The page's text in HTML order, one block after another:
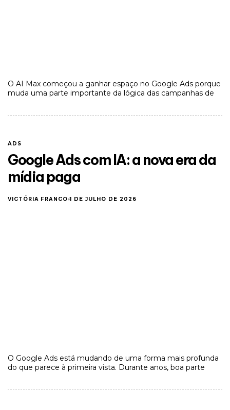
O AI Max começou a ganhar espaço no Google Ads porque
muda uma parte importante da lógica das campanhas de
ADS
Google Ads com IA: a nova era da
mídia paga
VICTÓRIA FRANCO 1 DE JULHO DE 2026
O Google Ads está mudando de uma forma mais profunda
do que parece à primeira vista. Durante anos, boa parte